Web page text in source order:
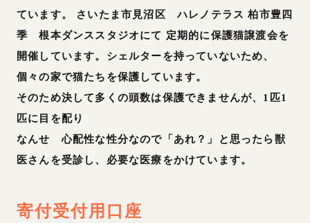
ています。 さいたま市見沼区 ハレノテラス 柏市豊四
季 根本ダンススタジオにて 定期的に保護猫譲渡会を
開催しています。シェルターを持っていないため、
個々の家で猫たちを保護しています。
そのため決して多くの頭数は保護できませんが、1匹1
匹に目を配り
なんせ 心配性な性分なので「あれ？」と思ったら獣
医さんを受診し、必要な医療をかけています。
寄付受付用口座